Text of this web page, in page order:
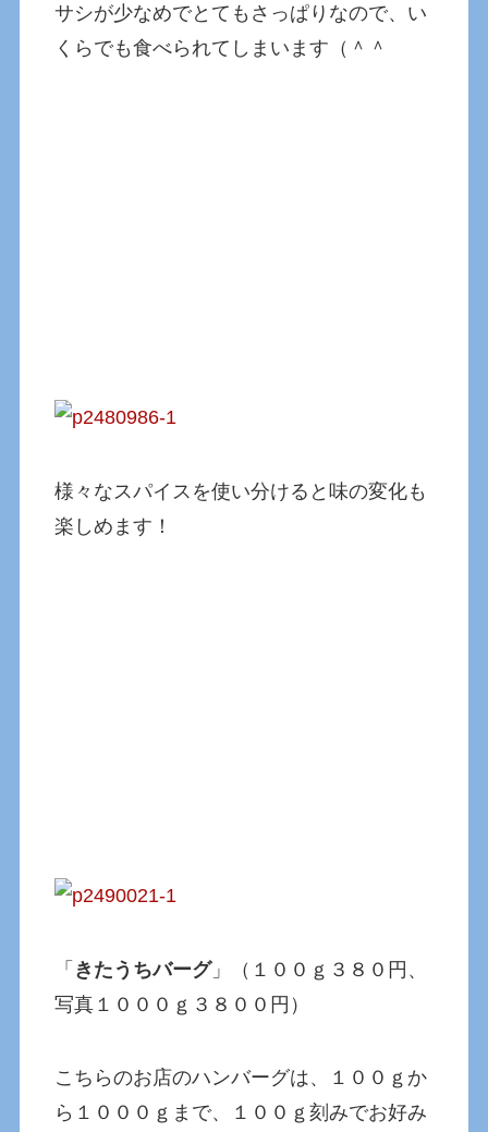
サシが少なめでとてもさっぱりなので、い
くらでも食べられてしまいます（＾＾
様々なスパイスを使い分けると味の変化も
楽しめます！
「 きたうちバーグ」（１００ｇ３８０円、
写真１０００ｇ３８００円）
こちらのお店のハンバーグは、１００ｇか
ら１０００ｇまで、１００ｇ刻みでお好み